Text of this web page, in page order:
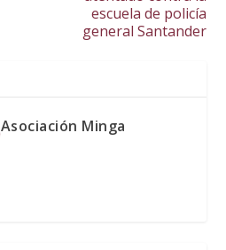
escuela de policía
general Santander
Asociación Minga